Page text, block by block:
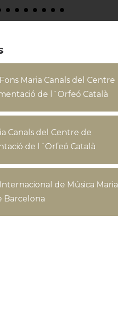
Maria Canals del Centre
de l´Orfeó Català
Canals del Centre de
de l´Orfeó Català
de Música Maria
Barcelona